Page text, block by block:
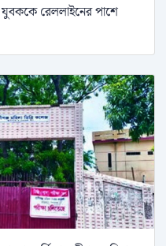
যুবককে রেললাইনের পাশে